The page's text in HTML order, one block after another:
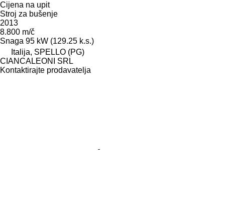
Cijena na upit
Stroj za bušenje
2013
8.800 m/č
Snaga 95 kW (129.25 k.s.)
Italija, SPELLO (PG)
CIANCALEONI SRL
Kontaktirajte prodavatelja